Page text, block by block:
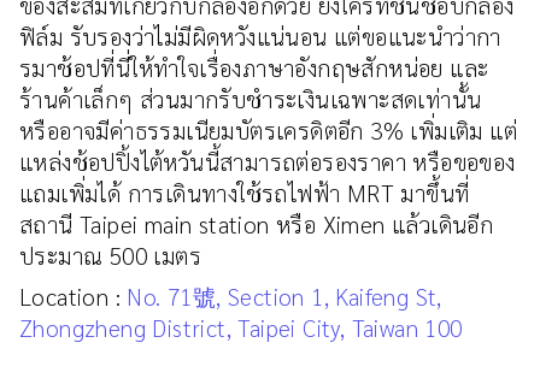
ฟิล์ม รับรองว่าไม่มีผิดหวังแน่นอน แต่ขอแนะนำว่ากา
รมาช้อปที่นี่ให้ทำใจเรื่องภาษาอังกฤษสักหน่อย และ
ร้านค้าเล็กๆ ส่วนมากรับชำระเงินเฉพาะสดเท่านั้น
หรืออาจมีค่าธรรมเนียมบัตรเครดิตอีก 3% เพิ่มเติม แต่
แหล่งช้อปปิ้งไต้หวันนี้สามารถต่อรองราคา หรือขอของ
แถมเพิ่มได้ การเดินทางใช้รถไฟฟ้า MRT มาขึ้นที่
สถานี Taipei main station หรือ Ximen แล้วเดินอีก
ประมาณ 500 เมตร
Location : No. 71號, Section 1, Kaifeng St,
Zhongzheng District, Taipei City, Taiwan 100